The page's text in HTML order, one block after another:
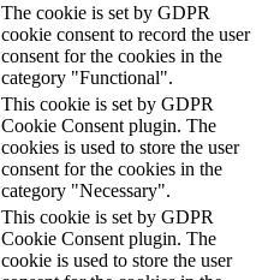
The cookie is set by GDPR
cookie consent to record the user
consent for the cookies in the
category "Functional".
This cookie is set by GDPR
Cookie Consent plugin. The
cookies is used to store the user
consent for the cookies in the
category "Necessary".
This cookie is set by GDPR
Cookie Consent plugin. The
cookie is used to store the user